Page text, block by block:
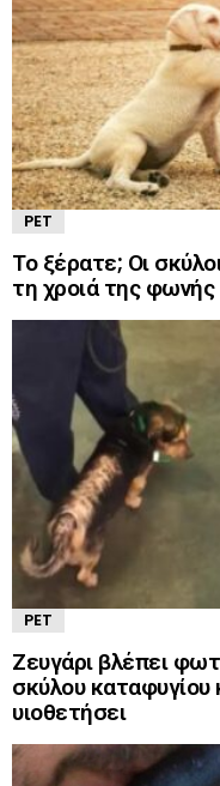
PET
Το ξέρατε; Οι
τη χροιά της
PET
Ζευγάρι βλέπει
σκύλου καταφυγίου
υιοθετήσει